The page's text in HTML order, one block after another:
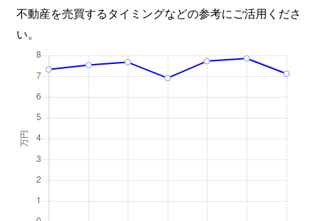
不動産を売買するタイミングなどの参考にご活用くださ
い。